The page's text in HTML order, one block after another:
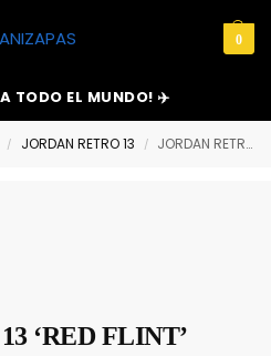
0
TODO EL MUNDO! ✈️
/ JORDAN RETRO 13 / JORDAN RETRO 13 ‘RED FLINT’
‘RED FLINT’